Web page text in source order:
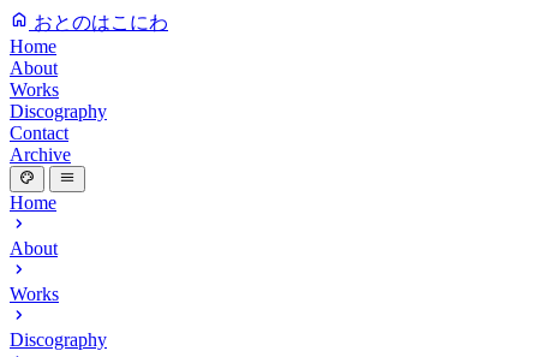
おとのはこにわ
Home
About
Works
Discography
Contact
Archive
Home
About
Works
Discography